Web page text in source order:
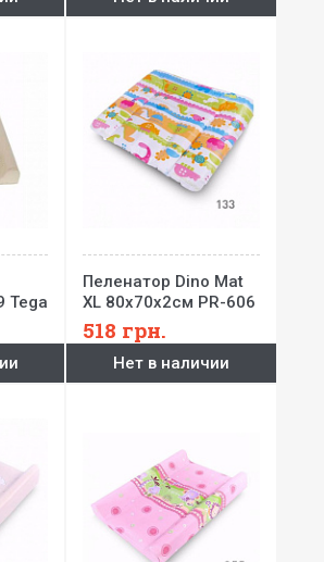
Tega
Пеленатор Dino Mat
XL 80x70x2см PR-606
Berber
518 грн.
Нет в наличии